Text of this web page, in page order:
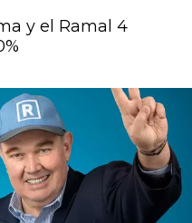
y el Ramal 4